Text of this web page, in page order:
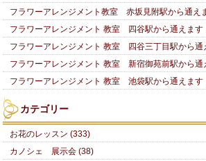
フラワーアレンジメント教室 赤坂見附駅から通え
フラワーアレンジメント 教室 四谷駅から通えます
フラワーアレンジメント 教室 四谷三丁目駅から通
フラワーアレンジメント 教室 新宿御苑前駅から通
フラワーアレンジメント 教室 池袋駅から通えます
カテゴリー
お花のレッスン (333)
カノシェ 展示会 (38)